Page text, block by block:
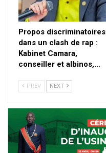
Propos discriminatoires
dans un clash de rap :
Kabinet Camara,
conseiller et albinos,…
PREV NEXT